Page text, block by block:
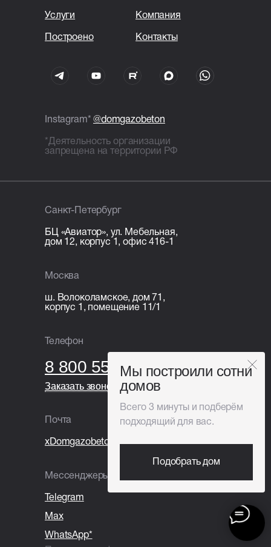
Услуги Компания
Контакты
БЦ «Авиатор», ул. Мебельная,
дом 12, корпус 1, офис 416-1
xDomgazobeton@yandex.ru
Почта
Мессенджеры
Telegram
WhatsApp*
Max
Санкт-Петербург
Instagram* @domgazobeton
ш. Волоколамское, дом 71,
корпус 1, помещение 11/1
8 800 550-28-34
Москва
*Деятельность организации
запрещена на территории РФ
Заказать звонок
Заказать звонок
Телефон
Построено
Всего 3 минуты и подберём
подходящий для вас.
Мы построили сотни
домов
Подобрать дом